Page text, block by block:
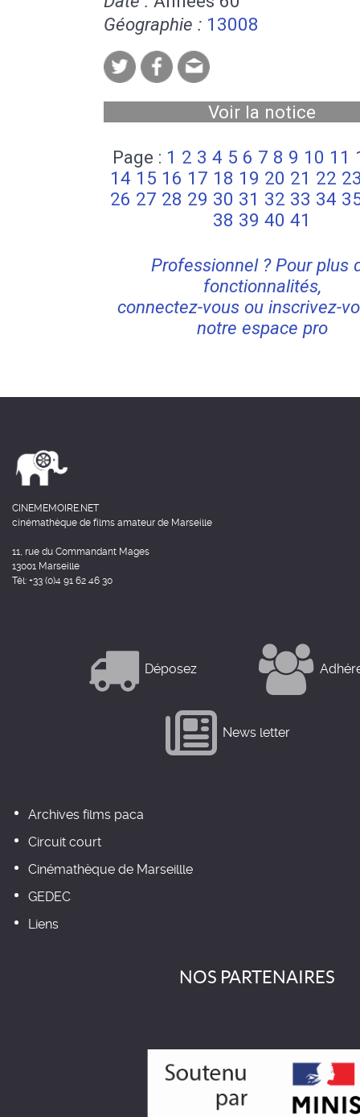
Géographie : 13008
Voir la notice
Page : 1 2 3 4 5 6 7 8 9 10 11
14 15 16 17 18 19 20 21 22
26 27 28 29 30 31 32 33 34
38 39 40 41
Professionnel ? Pour plus
fonctionnalités,
connectez-vous ou inscrivez-
notre espace pro
CINEMEMOIRE.NET
cinémathèque de films amateur de Marseille
11, rue du Commandant Mages
13001 Marseille
Tél: +33 (0)4 91 62 46 30
Déposez
News letter
Archives films paca
Circuit court
Cinémathèque de Marseillle
GEDEC
Liens
NOS PARTENAIRES